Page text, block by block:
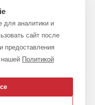
офертой.
наличии и стоимости
обращайтесь к
формы связи или по
интернет-магазин, а
предоставленная на нём,
и ни при каких
определяемой
Российской
для аналитики и
сайт после
предоставления
нашей Политикой